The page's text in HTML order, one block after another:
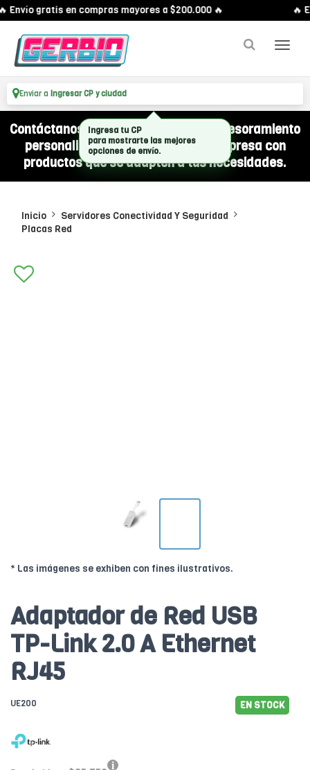
Envío gratis en compras mayores a $200.000 🔥 🔥
Enviar a Ingresar CP y ciudad
Contáctanos por WhatsApp y recibí asesoramiento
personalizado para equipar a tu empresa con
productos que se adapten a tus necesidades.
Inicio
Servidores Conectividad Y Seguridad
Placas Red
* Las imágenes se exhiben con fines ilustrativos.
Adaptador de Red USB
TP-Link 2.0 A Ethernet
RJ45
UE200 EN STOCK
Ingresa tu CP
para mostrarte las mejores
opciones de envío.